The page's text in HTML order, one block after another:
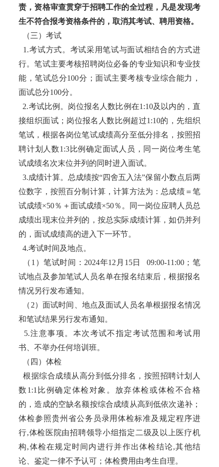
责，资格审查贯穿于招聘工作的全过程，凡是发现考
生不符合报考资格条件的，取消其考试、聘用资格。
（三）考试
1.考试方式。考试采用笔试与面试相结合的方式进
行。笔试主要考核招聘岗位必备的专业知识和专业技
能，笔试总分100分；面试主要考核专业综合能力，
面试总分100分。
2.考试比例。岗位报名人数比例在1:10及以内的，直
接组织面试；岗位报名人数比例超过1:10的，先组织
笔试，根据各岗位笔试成绩高分至低分排名，按照招
聘计划人数1:3比例确定面试人员，同一岗位考生笔
试成绩名次末位并列的同时进入面试。
3.成绩计算。总成绩按“四舍五入法”保留小数点后两
位数字，按照百分制计算，计算方法为：总成绩＝笔
试成绩×50％＋面试成绩×50％。同一岗位应聘人员总
成绩出现末位并列的，按总实际成绩计算，如仍并列
的，面试成绩高的进入下一环节。
4.考试时间及地点。
（1）笔试时间：2024年12月15日 09:00-11:00；笔
试地点及参加笔试人员名单在报名结束后，根据报名
情况另行发布通知。
（2）面试时间、地点及面试人员名单根据报名情况
和笔试结果另行发布通知。
5.注意事项。本次考试不指定考试范围和考试用
书、不举办任何培训班。
（四）体检
根据综合成绩从高分到低分排名，按照招聘计划人
数1:1比例确定体检对象。放弃体检或体检不合格
的，造成的空缺名额按综合成绩从高到低依次递补；
体检参照贵州省公务员录用体检标准及规定程序进
行,体检医院由招聘领导小组指定二级及以上医疗机
构,体检在规定时间内进行并作出体检结论,其他结
论、鉴定一律不予认可；体检费用由考生自理。